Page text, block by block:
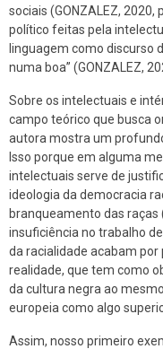
sociais (GONZALEZ,
político feitas pela
linguagem como discurso
numa boa” (GONZALEZ,
Sobre os intelectuais e
campo teórico que busca
autora mostra um
Isso porque em alguma
intelectuais serve de
ideologia da democracia
branqueamento das raças
insuficiência no trabalho
da racialidade acabam
realidade, que tem como
da cultura negra ao
europeia como algo
Assim, nosso primeiro